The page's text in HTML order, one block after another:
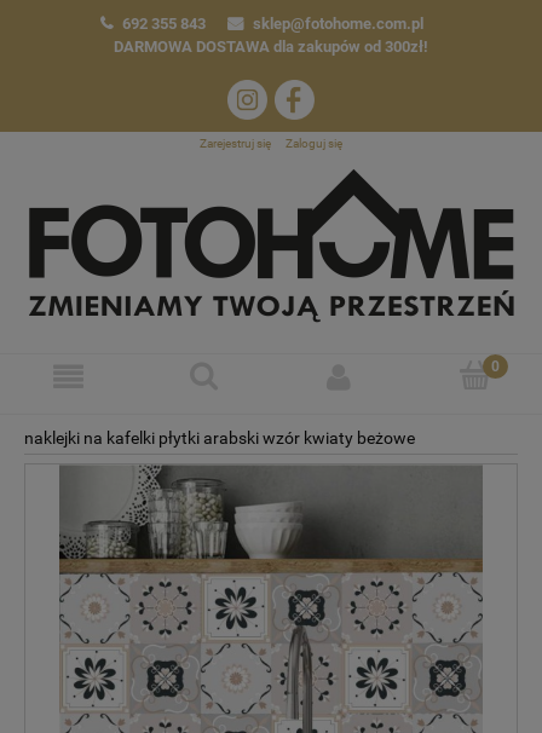
692 355 843
sklep@fotohome.com.pl
DARMOWA DOSTAWA dla zakupów od 300zł!
Zarejestruj się Zaloguj się
naklejki na kafelki płytki arabski wzór kwiaty beżowe